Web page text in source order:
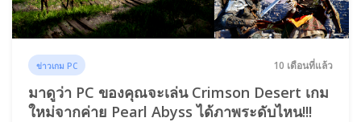
ข่าวเกม PC 10 เดือนที่แล้ว
มาดูว่า PC ของคุณจะเล่น Crimson Desert เกม
ใหม่จากค่าย Pearl Abyss ได้ภาพระดับไหน!!!